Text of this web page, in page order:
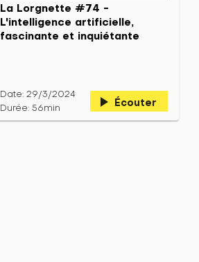
La Lorgnette #74 -
L'intelligence artificielle,
fascinante et inquiétante
Date: 29/3/2024
Durée: 56min
play_arrow Écouter